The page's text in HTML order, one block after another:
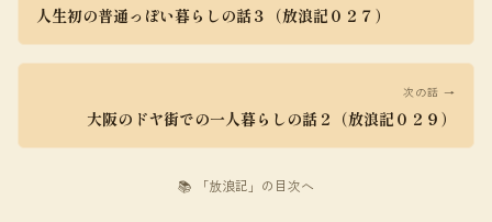
人生初の普通っぽい暮らしの話３（放浪記０２７）
次の話 →
大阪のドヤ街での一人暮らしの話２（放浪記０２９）
📚 「放浪記」の目次へ